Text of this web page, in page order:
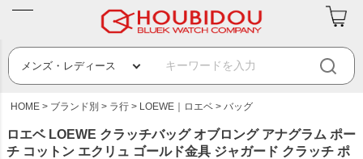
HOME ブランド別 ラ行 LOEWE｜ロエベ バッグ
ロエベ LOEWE クラッチバッグ オブロング アナグラム ポー
チ コットン エクリュ ゴールド金具 ジャガード クラッチ ポ